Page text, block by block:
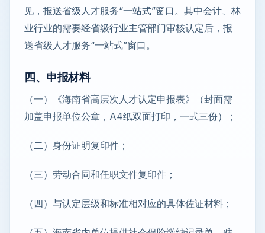
见，报送省级人才服务“一站式”窗口。其中会计、林
业行业的需要经省级行业主管部门审核认定后，报
送省级人才服务“一站式”窗口。
四、申报材料
（一）《海南省高层次人才认定申报表》（封面需
加盖申报单位公章，A4纸双面打印，一式三份）；
（二）身份证明复印件；
（三）劳动合同和任职文件复印件；
（四）与认定层级和标准相对应的具体佐证材料；